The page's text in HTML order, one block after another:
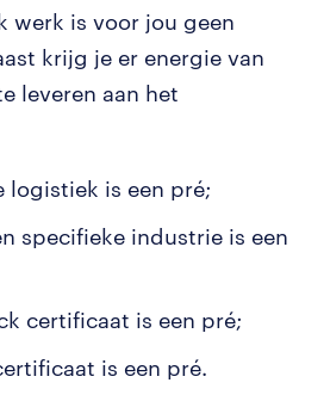
werk is voor jou geen
krijg je er energie van
leveren aan het
logistiek is een pré;
specifieke industrie is een
certificaat is een pré;
is een pré.